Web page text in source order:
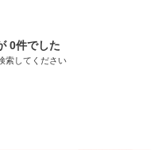
0件でした
索してください